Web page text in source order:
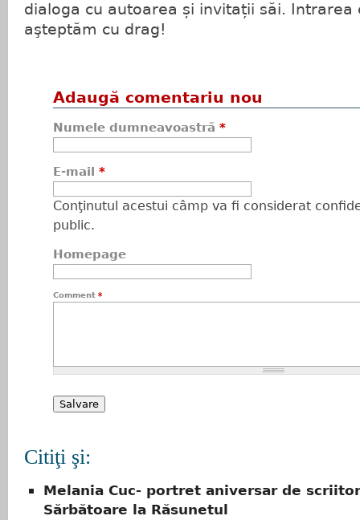
dialoga cu autoarea și invitații săi. Intrarea
aşteptăm cu drag!
Adaugă comentariu nou
Numele dumneavoastră *
E-mail *
Conţinutul acestui câmp va fi considerat
public.
Homepage
Comment *
Citiţi şi:
Melania Cuc- portret aniversar de
Sărbătoare la Răsunetul